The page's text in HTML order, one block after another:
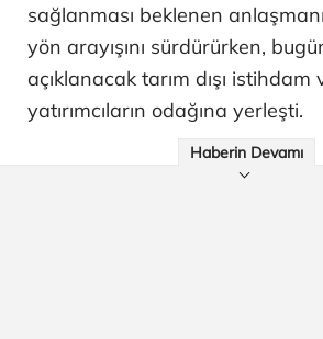
sağlanması beklenen
yön arayışını sürdürürken,
açıklanacak tarım dışı istihdam
yatırımcıların odağına yerleşti.
Haberin Devamı